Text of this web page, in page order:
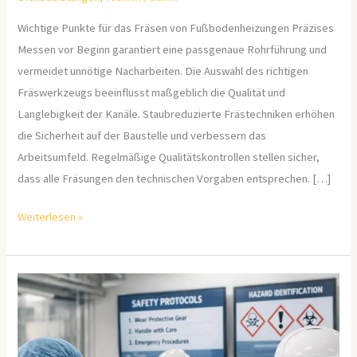
Wichtige Punkte für das Fräsen von Fußbodenheizungen Präzises
Messen vor Beginn garantiert eine passgenaue Rohrführung und
vermeidet unnötige Nacharbeiten. Die Auswahl des richtigen
Fräswerkzeugs beeinflusst maßgeblich die Qualität und
Langlebigkeit der Kanäle. Staubreduzierte Frästechniken erhöhen
die Sicherheit auf der Baustelle und verbessern das
Arbeitsumfeld. Regelmäßige Qualitätskontrollen stellen sicher,
dass alle Fräsungen den technischen Vorgaben entsprechen. […]
Weiterlesen »
Mit
digitaler
Weiterbildung
Gefahrenstoffe